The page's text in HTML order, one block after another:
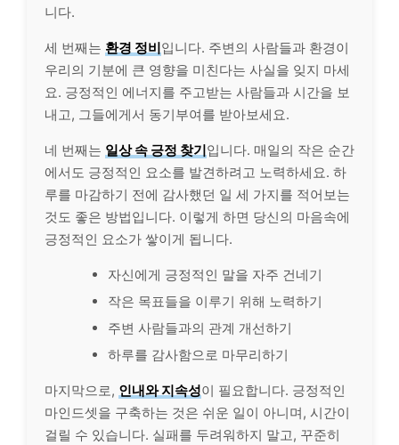
니다.
세 번째는 환경 정비입니다. 주변의 사람들과 환경이
우리의 기분에 큰 영향을 미친다는 사실을 잊지 마세
요. 긍정적인 에너지를 주고받는 사람들과 시간을 보
내고, 그들에게서 동기부여를 받아보세요.
네 번째는 일상 속 긍정 찾기입니다. 매일의 작은 순간
에서도 긍정적인 요소를 발견하려고 노력하세요. 하
루를 마감하기 전에 감사했던 일 세 가지를 적어보는
것도 좋은 방법입니다. 이렇게 하면 당신의 마음속에
긍정적인 요소가 쌓이게 됩니다.
자신에게 긍정적인 말을 자주 건네기
작은 목표들을 이루기 위해 노력하기
주변 사람들과의 관계 개선하기
하루를 감사함으로 마무리하기
마지막으로, 인내와 지속성이 필요합니다. 긍정적인
마인드셋을 구축하는 것은 쉬운 일이 아니며, 시간이
걸릴 수 있습니다. 실패를 두려워하지 말고, 꾸준히